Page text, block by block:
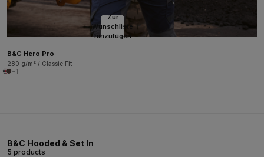
Zur
Wunschliste
hinzufügen
B&C Hero Pro
280 g/m² / Classic Fit
+1
B&C Hooded & Set In
5 products